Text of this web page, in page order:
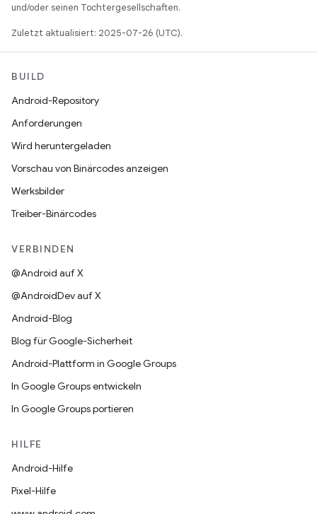
und/oder seinen Tochtergesellschaften.
Zuletzt aktualisiert: 2025-07-26 (UTC).
BUILD
Android-Repository
Anforderungen
Wird heruntergeladen
Vorschau von Binärcodes anzeigen
Werksbilder
Treiber-Binärcodes
VERBINDEN
@Android auf X
@AndroidDev auf X
Android-Blog
Blog für Google-Sicherheit
Android-Plattform in Google Groups
In Google Groups entwickeln
In Google Groups portieren
HILFE
Android-Hilfe
Pixel-Hilfe